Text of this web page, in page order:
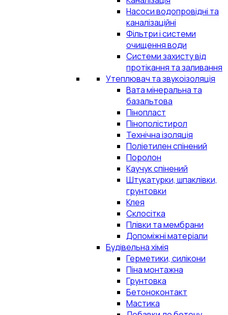
Насоси водопровідні та
каналізаційні
Фільтри і системи
очищення води
Системи захисту від
протікання та заливання
Утеплювач та звукоізоляція
Вата мінеральна та
базальтова
Пінопласт
Пінополістирол
Технічна ізоляція
Поліетилен спінений
Поролон
Каучук спінений
Штукатурки, шпаклівки,
грунтовки
Клея
Склосітка
Плівки та мембрани
Допоміжні матеріали
Будівельна хімія
Герметики, силікони
Піна монтажна
Грунтовка
Бетоноконтакт
Мастика